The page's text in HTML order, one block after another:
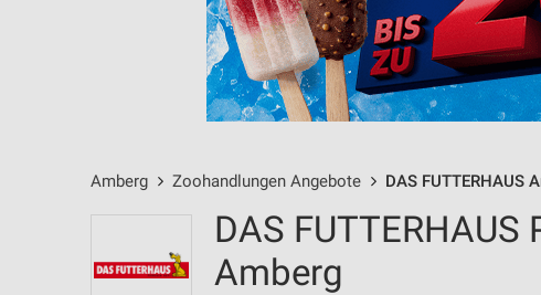
Amberg Zoohandlungen Angebote DAS FUTTERHAUS
DAS
Amberg